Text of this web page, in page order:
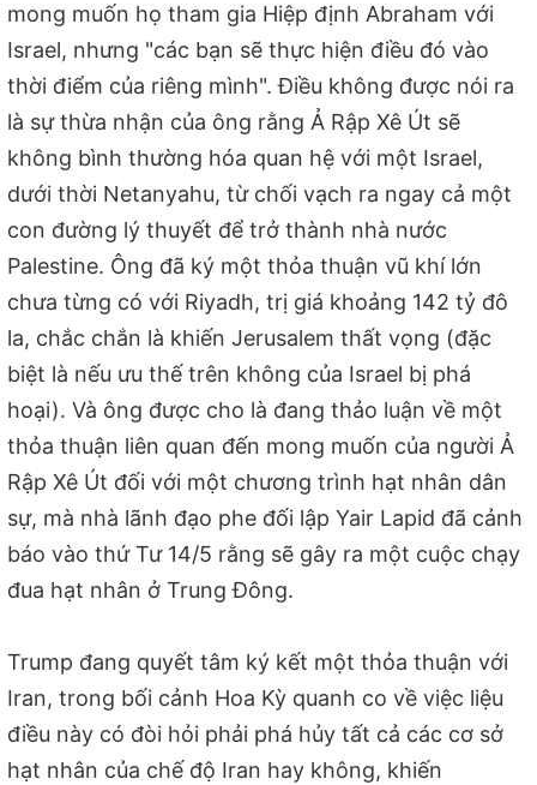
mong muốn họ tham gia Hiệp định Abraham với
Israel, nhưng "các bạn sẽ thực hiện điều đó vào
thời điểm của riêng mình". Điều không được nói ra
là sự thừa nhận của ông rằng Ả Rập Xê Út sẽ
không bình thường hóa quan hệ với một Israel,
dưới thời Netanyahu, từ chối vạch ra ngay cả một
con đường lý thuyết để trở thành nhà nước
Palestine. Ông đã ký một thỏa thuận vũ khí lớn
chưa từng có với Riyadh, trị giá khoảng 142 tỷ đô
la, chắc chắn là khiến Jerusalem thất vọng (đặc
biệt là nếu ưu thế trên không của Israel bị phá
hoại). Và ông được cho là đang thảo luận về một
thỏa thuận liên quan đến mong muốn của người Ả
Rập Xê Út đối với một chương trình hạt nhân dân
sự, mà nhà lãnh đạo phe đối lập Yair Lapid đã cảnh
báo vào thứ Tư 14/5 rằng sẽ gây ra một cuộc chạy
đua hạt nhân ở Trung Đông.
Trump đang quyết tâm ký kết một thỏa thuận với
Iran, trong bối cảnh Hoa Kỳ quanh co về việc liệu
điều này có đòi hỏi phải phá hủy tất cả các cơ sở
hạt nhân của chế độ Iran hay không, khiến